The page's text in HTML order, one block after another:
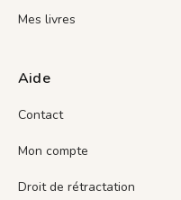
Mes livres
Aide
Contact
Mon compte
Droit de rétractation